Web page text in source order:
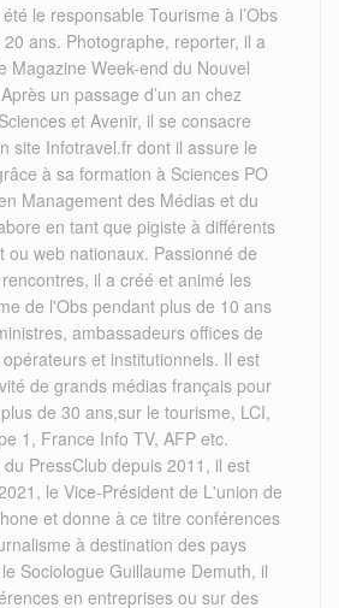
le responsable Tourisme à l’Obs
ans. Photographe, reporter, il a
Magazine Week-end du Nouvel
un passage d’un an chez
et Avenir, il se consacre
site Infotravel.fr dont il assure le
à sa formation à Sciences PO
Management des Médias et du
en tant que pigiste à différents
ou web nationaux. Passionné de
il a créé et animé les
de l'Obs pendant plus de 10 ans
ambassadeurs offices de
et institutionnels. Il est
de grands médias français pour
de 30 ans,sur le tourisme, LCI,
1, France Info TV, AFP etc.
PressClub depuis 2011, il est
le Vice-Président de L'union de
et donne à ce titre conférences
à destination des pays
Sociologue Guillaume Demuth, il
en entreprises ou sur des